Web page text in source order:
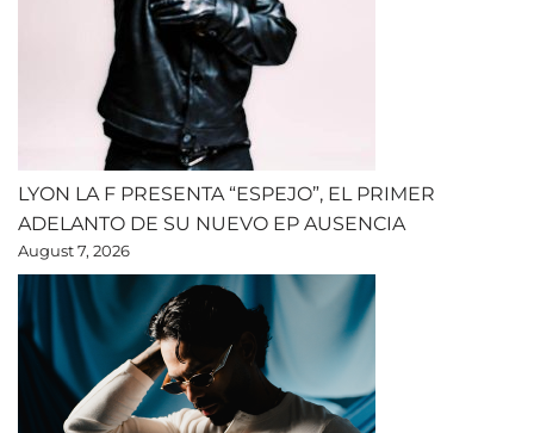
LYON LA F PRESENTA “ESPEJO”, EL PRIMER
ADELANTO DE SU NUEVO EP AUSENCIA
August 7, 2026